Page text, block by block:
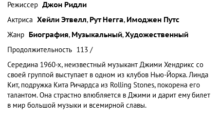
Режиссер Джон Ридли
Актриса Хейли Этвелл, Рут Негга, Имоджен Путс
Жанр Биография, Музыкальный,Художественный
Продолжительность 113 /
Середина 1960-х, неизвестный музыкант Джими Хендрикс со
своей группой выступает в одном из клубов Нью-Йорка. Линда
Кит, подружка Кита Ричардса из Rolling Stones, покорена его
талантом. Она страстно влюбляется в Джими и дарит ему билет
в мир большой музыки и всемирной славы.